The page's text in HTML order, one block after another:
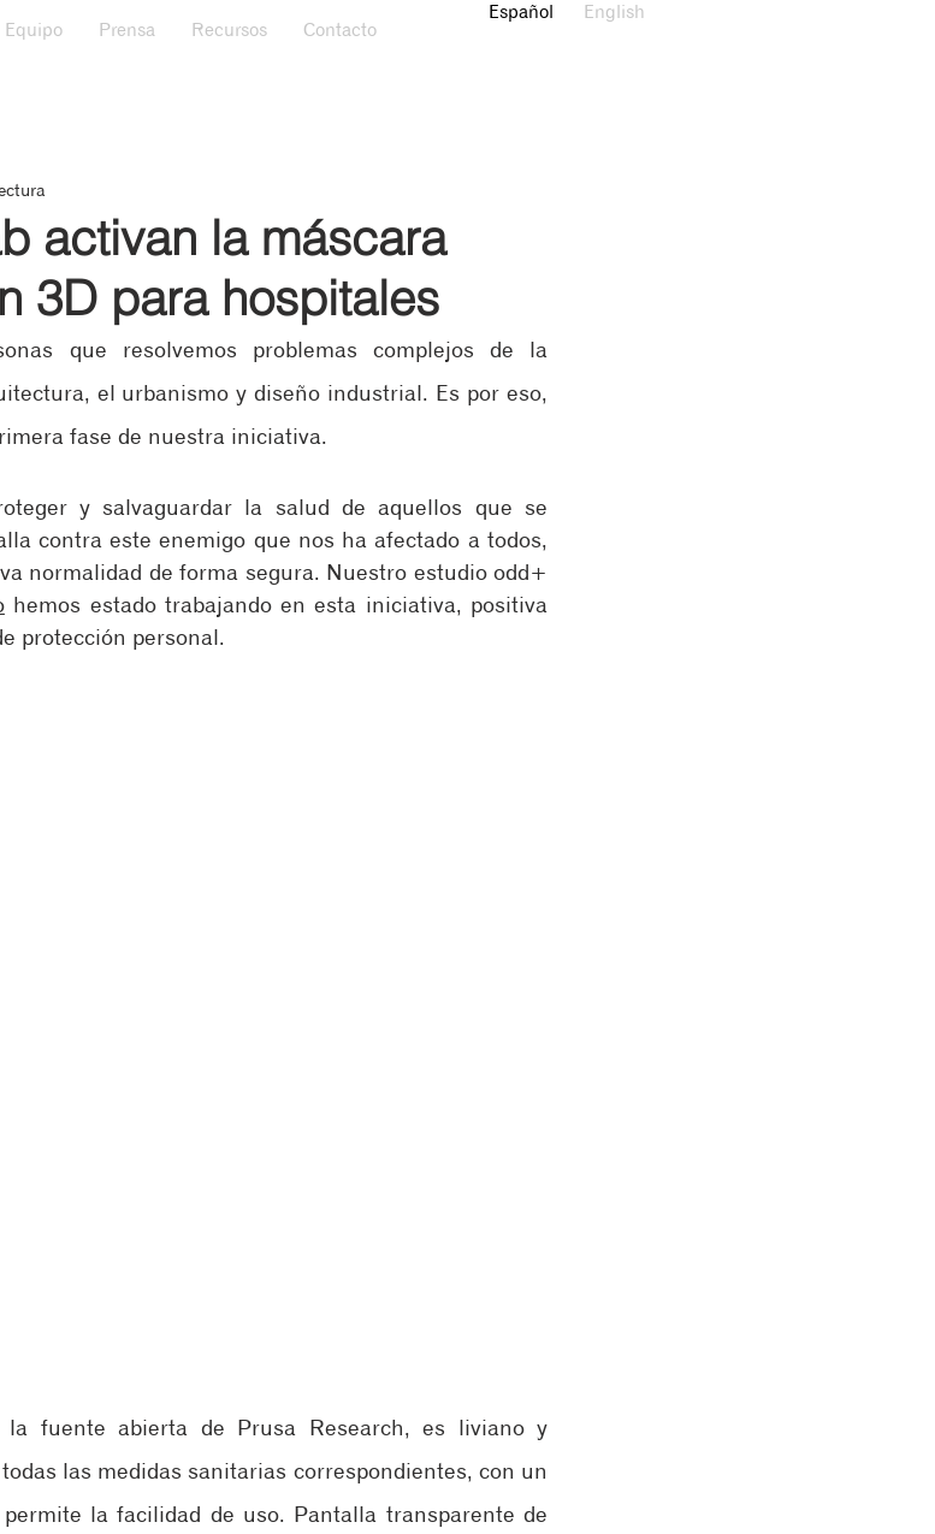
Equipo Prensa Recursos Contacto
Español English
activan la máscara
3D para hospitales
que resolvemos problemas complejos de la
el urbanismo y diseño industrial. Es por eso,
fase de nuestra iniciativa.
y salvaguardar la salud de aquellos que se
contra este enemigo que nos ha afectado a todos,
normalidad de forma segura. Nuestro estudio odd+
hemos estado trabajando en esta iniciativa, positiva
protección personal.
la fuente abierta de Prusa Research, es liviano y
las medidas sanitarias correspondientes, con un
la facilidad de uso. Pantalla transparente de